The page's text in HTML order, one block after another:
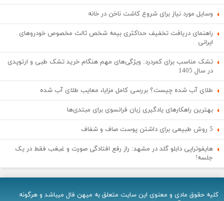
وسایل مورد نیاز برای شروع کاشت ناخن در خانه
راهنمای دریافت تخفیف حداکثری بیمه شخص ثالث مخصوص خودروهای
ایرانی
تشک مناسب برای کمردرد: ویژگی‌های مهم هنگام خرید تشک طبی و ارتوپدی
در سال 1405
طلای آب شده چیست؟ بررسی کامل مزایا، معایب طلای آب شده
بهترین راهکارهای یادگیری زبان فرانسوی برای مبتدی‌ها
5 روش طبیعی برای داشتن پوست صاف و شفاف
هایفوتراپی دابلو گلد در مشهد: راز رفع افتادگی صورت و غبغب فقط در یک
جلسه!
کلیه حقوق مادی و معنوی اين سایت متعلق به میهن فال میباشد و هرگونه